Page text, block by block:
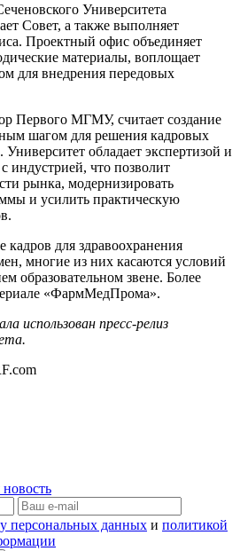
Университета
Совет, а также выполняет
Проектный офис объединяет
материалы, воплощает
для внедрения передовых
Первого МГМУ, считает создание
шагом для решения кадровых
обладает экспертизой и
индустрией, что позволит
рынка, модернизировать
и усилить практическую
кадров для здравоохранения
многие из них касаются условий
образовательном звене. Более
«ФармМедПрома».
использован пресс-релиз
персональных данных и политикой